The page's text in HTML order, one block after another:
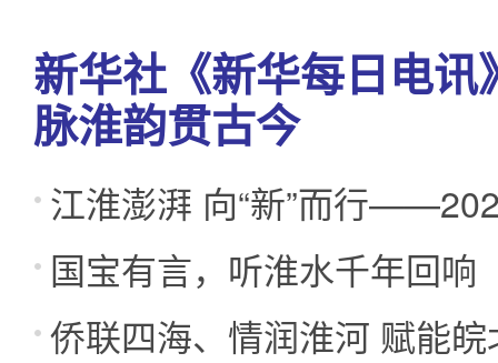
新华社《新华每日电讯
脉淮韵贯古今
江淮澎湃 向“新”而行
产值首次超过煤电
国宝有言，听淮水千年回响
侨联四海、情润淮河 赋能